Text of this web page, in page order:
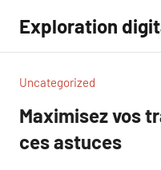
contenu
Exploration
Uncategorized
Maximisez vos
ces astuces